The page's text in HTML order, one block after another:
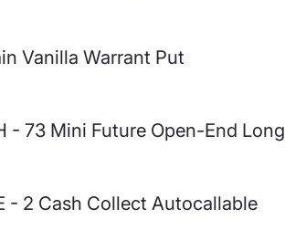
Vanilla Warrant Put
- 73 Mini Future Open-End Long
- 2 Cash Collect Autocallable